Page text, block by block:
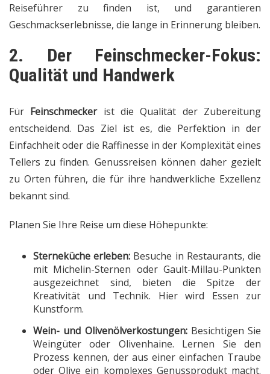
Reiseführer zu finden ist, und garantieren
Geschmackserlebnisse, die lange in Erinnerung bleiben.
2. Der Feinschmecker-Fokus:
Qualität und Handwerk
Für Feinschmeckerist die Qualität der Zubereitung
entscheidend. Das Ziel ist es, die Perfektion in der
Einfachheit oder die Raffinesse in der Komplexität eines
Tellers zu finden. Genussreisen können daher gezielt
zu Orten führen, die für ihre handwerkliche Exzellenz
bekannt sind.
Planen Sie Ihre Reise um diese Höhepunkte:
Sterneküche erleben: Besuche in Restaurants, die
mit Michelin-Sternen oder Gault-Millau-Punkten
ausgezeichnet sind, bieten die Spitze der
Kreativität und Technik. Hier wird Essen zur
Kunstform.
Wein- und Olivenölverkostungen:Besichtigen Sie
Weingüter oder Olivenhaine. Lernen Sie den
Prozess kennen, der aus einer einfachen Traube
oder Olive ein komplexes Genussprodukt macht.